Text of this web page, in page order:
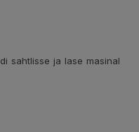
sahtlisse ja lase masinal